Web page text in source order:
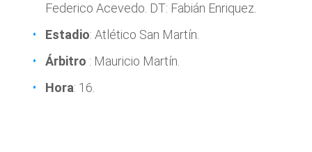
Federico Acevedo. DT: Fabián Enriquez.
Estadio: Atlético San Martín.
Árbitro : Mauricio Martín.
Hora: 16.